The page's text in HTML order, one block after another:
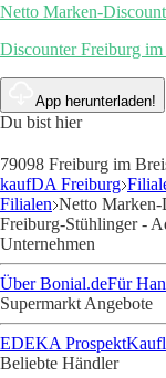
Netto Marken-
Discounter Freiburg
App herunterladen!
Du bist hier
79098 Freiburg im
kaufDA Freiburg
Filialen Netto Marken-
Freiburg-Stühlinger -
Unternehmen
Über Bonial.deFür
Supermarkt Angebote
EDEKA Prospekt
Beliebte Händler